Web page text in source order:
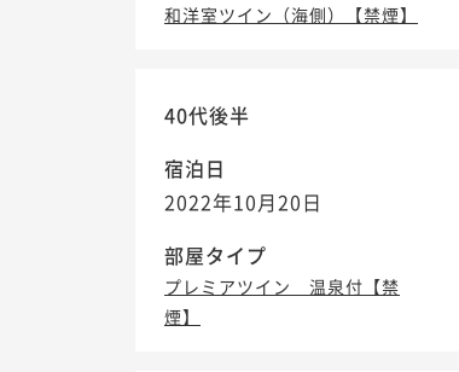
和洋室ツイン（海側）【禁煙】
40代後半
宿泊日
2022年10月20日
部屋タイプ
プレミアツイン 温泉付【禁
煙】